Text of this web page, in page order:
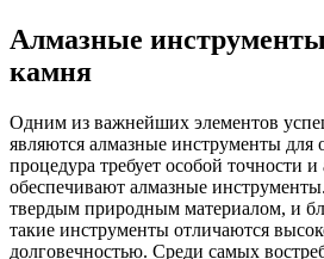
Алмазные
камня
Одним из важнейших элементов
являются алмазные инструменты для
процедура требует особой точности
обеспечивают алмазные
твердым природным материалом, и
такие инструменты отличаются
долговечностью. Среди самых